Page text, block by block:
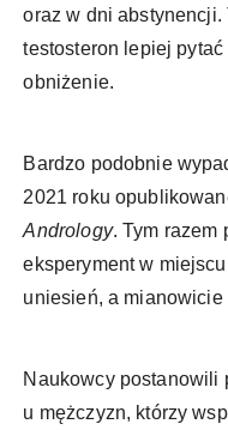
oraz w dni abstynencji.
testosteron lepiej pytać
obniżenie.
Bardzo podobnie
2021 roku
Andrology. Tym razem
eksperyment w
uniesień, a mianowicie
Naukowcy postanowili
u mężczyzn, którzy